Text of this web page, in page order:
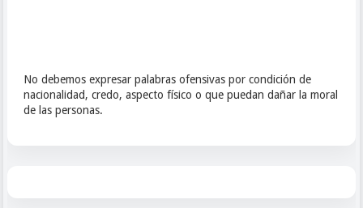
No debemos expresar palabras ofensivas por condición de
nacionalidad, credo, aspecto físico o que puedan dañar la moral
de las personas.